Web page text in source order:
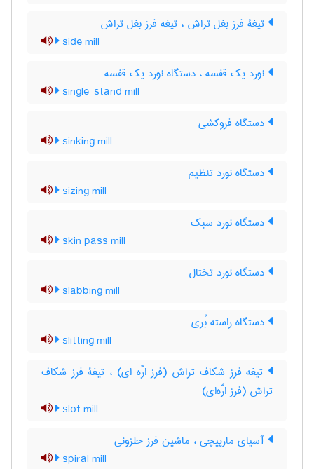
تیغۀ فرز بغل تراش ، تیغه فرز بغل تراش
side mill
نورد یک قفسه ، دستگاه نورد یک قفسه
single-stand mill
دستگاه فروکشی
sinking mill
دستگاه نورد تنظیم
sizing mill
دستگاه نورد سبک
skin pass mill
دستگاه نورد تختال
slabbing mill
دستگاه راسته بُری
slitting mill
تیغه فرز شکاف تراش (فرز ارّه ای) ، تیغۀ فرز شکاف
تراش (فرز ارّه‌ای)
slot mill
آسیای مارپیچی ، ماشین فرز حلزونی
spiral mill